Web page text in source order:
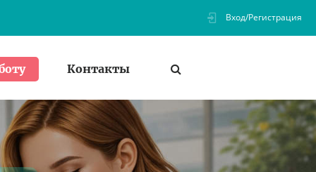
Вход/Регистрация
Контакты